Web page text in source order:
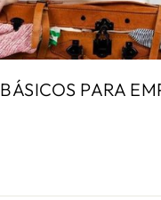
BÁSICOS PARA